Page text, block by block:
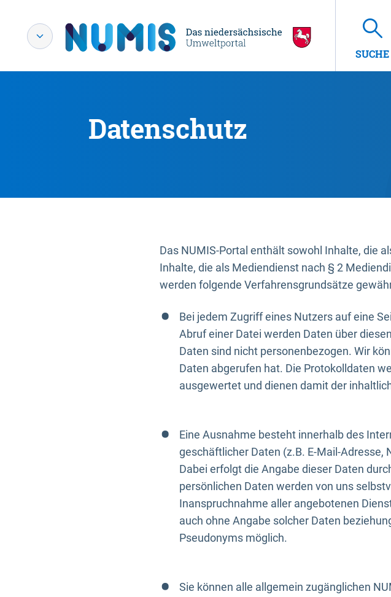
SUCHE
Datenschutz
Das NUMIS-Portal enthält sowohl Inhalte, die
Inhalte, die als Mediendienst nach § 2
werden folgende Verfahrensgrundsätze
Bei jedem Zugriff eines Nutzers auf eine
Abruf einer Datei werden Daten über
Daten sind nicht personenbezogen. Wir
Daten abgerufen hat. Die Protokolldaten
ausgewertet und dienen damit der
Eine Ausnahme besteht innerhalb des
geschäftlicher Daten (z.B. E-Mail-Adresse,
Dabei erfolgt die Angabe dieser Daten
persönlichen Daten werden von uns
Inanspruchnahme aller angebotenen
auch ohne Angabe solcher Daten
Pseudonyms möglich.
Sie können alle allgemein zugänglichen